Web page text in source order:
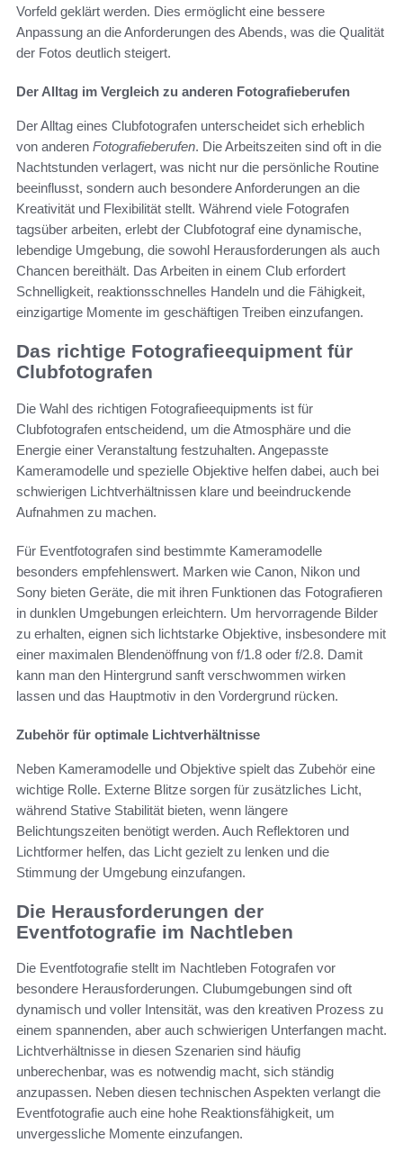
Vorfeld geklärt werden. Dies ermöglicht eine bessere
Anpassung an die Anforderungen des Abends, was die Qualität
der Fotos deutlich steigert.
Der Alltag im Vergleich zu anderen Fotografieberufen
Der Alltag eines Clubfotografen unterscheidet sich erheblich
von anderen Fotografieberufen. Die Arbeitszeiten sind oft in die
Nachtstunden verlagert, was nicht nur die persönliche Routine
beeinflusst, sondern auch besondere Anforderungen an die
Kreativität und Flexibilität stellt. Während viele Fotografen
tagsüber arbeiten, erlebt der Clubfotograf eine dynamische,
lebendige Umgebung, die sowohl Herausforderungen als auch
Chancen bereithält. Das Arbeiten in einem Club erfordert
Schnelligkeit, reaktionsschnelles Handeln und die Fähigkeit,
einzigartige Momente im geschäftigen Treiben einzufangen.
Das richtige Fotografieequipment für
Clubfotografen
Die Wahl des richtigen Fotografieequipments ist für
Clubfotografen entscheidend, um die Atmosphäre und die
Energie einer Veranstaltung festzuhalten. Angepasste
Kameramodelle und spezielle Objektive helfen dabei, auch bei
schwierigen Lichtverhältnissen klare und beeindruckende
Aufnahmen zu machen.
Für Eventfotografen sind bestimmte Kameramodelle
besonders empfehlenswert. Marken wie Canon, Nikon und
Sony bieten Geräte, die mit ihren Funktionen das Fotografieren
in dunklen Umgebungen erleichtern. Um hervorragende Bilder
zu erhalten, eignen sich lichtstarke Objektive, insbesondere mit
einer maximalen Blendenöffnung von f/1.8 oder f/2.8. Damit
kann man den Hintergrund sanft verschwommen wirken
lassen und das Hauptmotiv in den Vordergrund rücken.
Zubehör für optimale Lichtverhältnisse
Neben Kameramodelle und Objektive spielt das Zubehör eine
wichtige Rolle. Externe Blitze sorgen für zusätzliches Licht,
während Stative Stabilität bieten, wenn längere
Belichtungszeiten benötigt werden. Auch Reflektoren und
Lichtformer helfen, das Licht gezielt zu lenken und die
Stimmung der Umgebung einzufangen.
Die Herausforderungen der
Eventfotografie im Nachtleben
Die Eventfotografie stellt im Nachtleben Fotografen vor
besondere Herausforderungen. Clubumgebungen sind oft
dynamisch und voller Intensität, was den kreativen Prozess zu
einem spannenden, aber auch schwierigen Unterfangen macht.
Lichtverhältnisse in diesen Szenarien sind häufig
unberechenbar, was es notwendig macht, sich ständig
anzupassen. Neben diesen technischen Aspekten verlangt die
Eventfotografie auch eine hohe Reaktionsfähigkeit, um
unvergessliche Momente einzufangen.